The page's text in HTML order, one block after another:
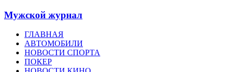
Мужской журнал
ГЛАВНАЯ
АВТОМОБИЛИ
НОВОСТИ СПОРТА
ПОКЕР